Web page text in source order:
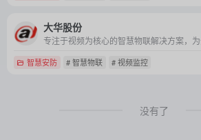
大华股份
智慧安防 # 智慧物联 # 视频监控
没有了